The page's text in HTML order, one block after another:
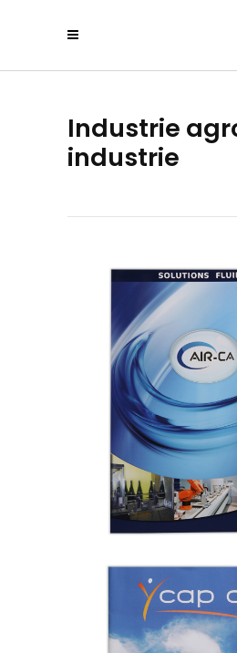
Industrie
industrie
AIR-
Industrie